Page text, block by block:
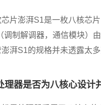
片澎湃S1是一枚八核芯
调制解调器，通信模块）
湃S1的规格并未透露太
理器是否为八核心设计